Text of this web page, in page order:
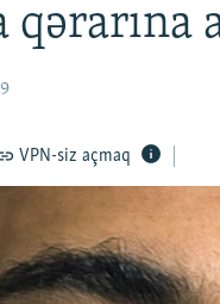
qərarına
VPN-siz açmaq